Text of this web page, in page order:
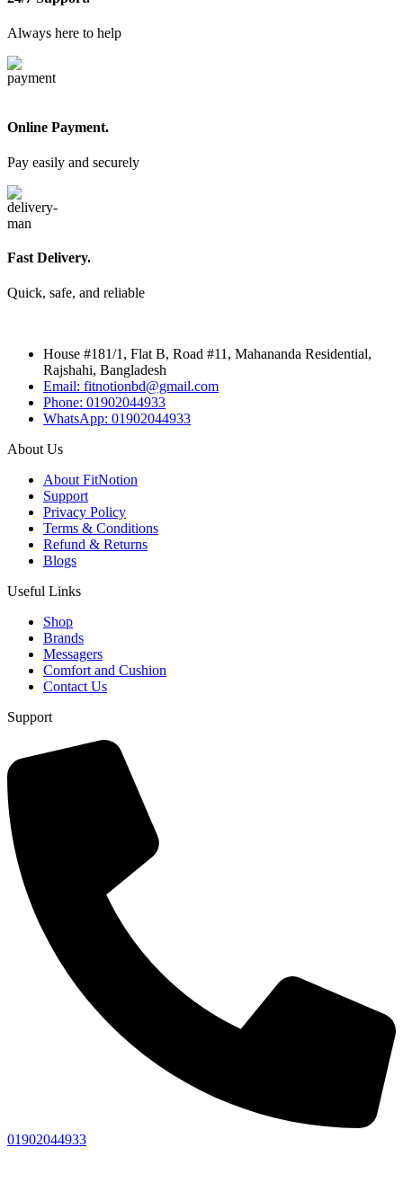
Always here to help
Online Payment.
Pay easily and securely
Fast Delivery.
Quick, safe, and reliable
House #181/1, Flat B, Road #11, Mahananda Residential,
Rajshahi, Bangladesh
Email: fitnotionbd@gmail.com
Phone: 01902044933
WhatsApp: 01902044933
About Us
About FitNotion
Support
Privacy Policy
Terms & Conditions
Refund & Returns
Blogs
Useful Links
Shop
Brands
Messagers
Comfort and Cushion
Contact Us
Support
01902044933